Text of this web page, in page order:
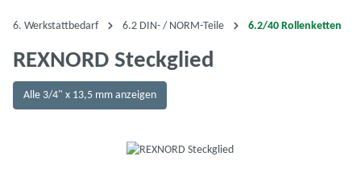
6. Werkstattbedarf 6.2 DIN- / NORM-Teile 6.2/40 Rollenketten
REXNORD Steckglied
Alle 3/4" x 13,5 mm anzeigen
Bildergalerie überspringen